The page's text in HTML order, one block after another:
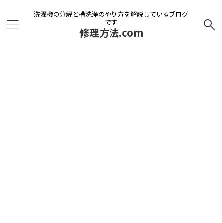
洗濯機の分解と槽洗浄のやり方を解説しているブログ
です
修理方法.com